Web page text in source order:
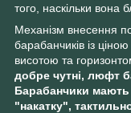
того, наскільки вона
Механізм внесення
барабанчиків із
висотою та
добре чутні, люфт
Барабанчики мають
"накатку",